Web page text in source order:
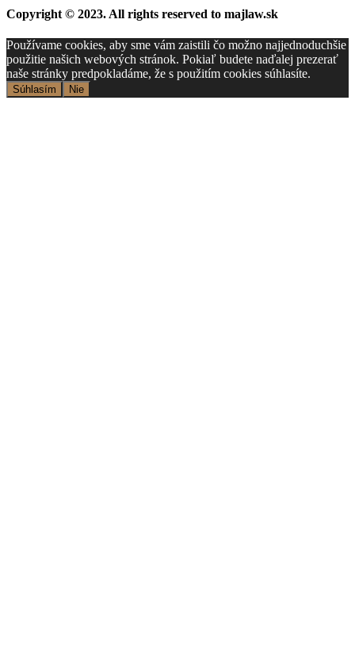
Copyright © 2023. All rights reserved to majlaw.sk
Používame cookies, aby sme vám zaistili čo možno najjednoduchšie
použitie našich webových stránok. Pokiaľ budete naďalej prezerať
naše stránky predpokladáme, že s použitím cookies súhlasíte.
Súhlasím Nie